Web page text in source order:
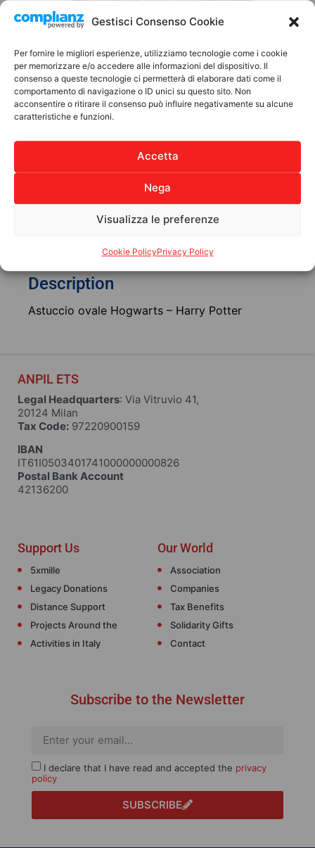
Gestisci Consenso Cookie
Per fornire le migliori esperienze, utilizziamo tecnologie come i cookie
per memorizzare e/o accedere alle informazioni del dispositivo. Il
consenso a queste tecnologie ci permetterà di elaborare dati come il
comportamento di navigazione o ID unici su questo sito. Non
acconsentire o ritirare il consenso può influire negativamente su alcune
caratteristiche e funzioni.
Accetta
Nega
Visualizza le preferenze
Cookie PolicyPrivacy Policy
Description
Astuccio ovale Hogwarts – Harry Potter
ZAINO HOGWARTS HARRY
30,00€
ANPIL ETS
Legal Headquarters: Via Vitruvio 41,
20124 Milan
Tax Code: 97220900159
IBAN
IT61I0503401741000000000826
Postal Bank Account
42136200
Support Us
5xmille
Legacy Donations
Distance Support
Projects Around the
Activities in Italy
Our World
Association
Companies
Tax Benefits
Solidarity Gifts
Contact
Subscribe to the Newsletter
I declare that I have read and accepted the privacy
policy
SUBSCRIBE